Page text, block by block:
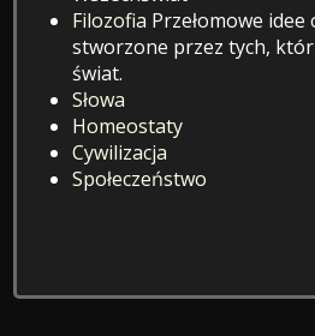
Filozofia Przełomowe
stworzone przez tych,
świat.
Słowa
Homeostaty
Cywilizacja
Społeczeństwo